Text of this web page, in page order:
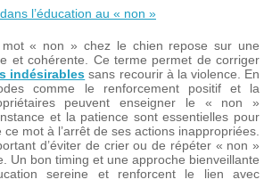
l’éducation au « non »
mot « non » chez le chien repose sur une
et cohérente. Ce terme permet de corriger
indésirables sans recourir à la violence. En
comme le renforcement positif et la
peuvent enseigner le « non »
et la patience sont essentielles pour
mot à l’arrêt de ses actions inappropriées.
d’éviter de crier ou de répéter « non »
Un bon timing et une approche bienveillante
sereine et renforcent le lien avec